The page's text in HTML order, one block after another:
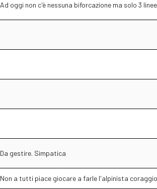
Ad oggi non c'è nessuna biforcazione ma solo 3
Da gestire. Simpatica
Non a tutti piace giocare a farle l'alpinista